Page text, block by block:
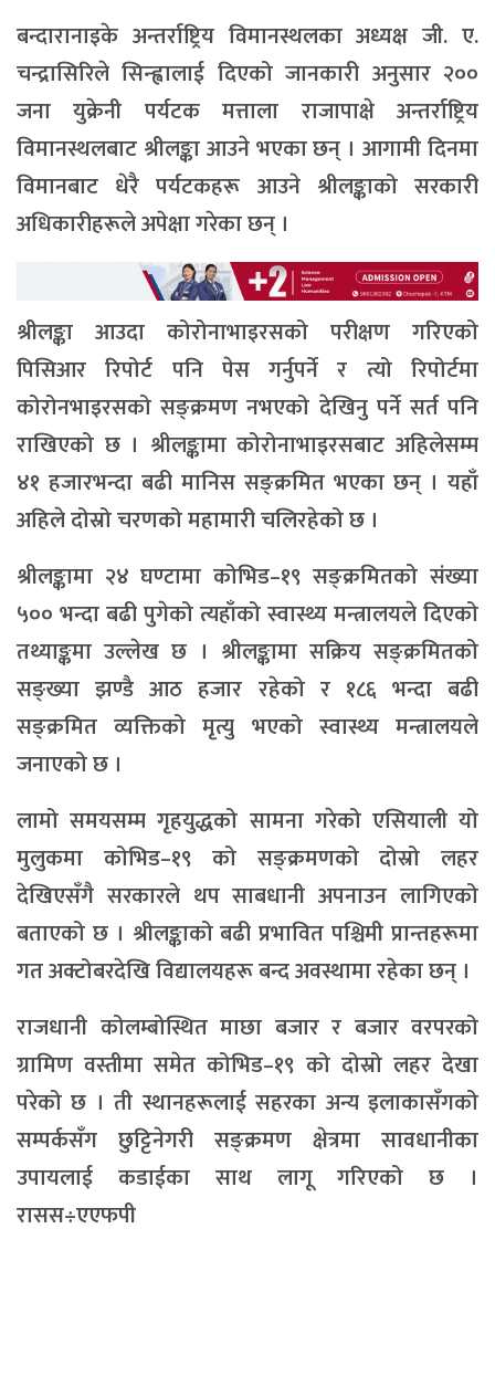
बन्दारानाइके अन्तर्राष्ट्रिय विमानस्थलका अध्यक्ष जी. ए.
चन्द्रासिरिले सिन्ह्वालाई दिएको जानकारी अनुसार २००
जना युक्रेनी पर्यटक मत्ताला राजापाक्षे अन्तर्राष्ट्रिय
विमानस्थलबाट श्रीलङ्का आउने भएका छन् । आगामी दिनमा
विमानबाट धेरै पर्यटकहरू आउने श्रीलङ्काको सरकारी
अधिकारीहरूले अपेक्षा गरेका छन् ।
श्रीलङ्का आउदा कोरोनाभाइरसको परीक्षण गरिएको
पिसिआर रिपोर्ट पनि पेस गर्नुपर्ने र त्यो रिपोर्टमा
कोरोनभाइरसको सङ्क्रमण नभएको देखिनु पर्ने सर्त पनि
राखिएको छ । श्रीलङ्कामा कोरोनाभाइरसबाट अहिलेसम्म
४१ हजारभन्दा बढी मानिस सङ्क्रमित भएका छन् । यहाँ
अहिले दोस्रो चरणको महामारी चलिरहेको छ ।
श्रीलङ्कामा २४ घण्टामा कोभिड–१९ सङ्क्रमितको संख्या
५०० भन्दा बढी पुगेको त्यहाँको स्वास्थ्य मन्त्रालयले दिएको
तथ्याङ्कमा उल्लेख छ । श्रीलङ्कामा सक्रिय सङ्क्रमितको
सङ्ख्या झण्डै आठ हजार रहेको र १८६ भन्दा बढी
सङ्क्रमित व्यक्तिको मृत्यु भएको स्वास्थ्य मन्त्रालयले
जनाएको छ ।
लामो समयसम्म गृहयुद्धको सामना गरेको एसियाली यो
मुलुकमा कोभिड–१९ को सङ्क्रमणको दोस्रो लहर
देखिएसँगै सरकारले थप साबधानी अपनाउन लागिएको
बताएको छ । श्रीलङ्काको बढी प्रभावित पश्चिमी प्रान्तहरूमा
गत अक्टोबरदेखि विद्यालयहरू बन्द अवस्थामा रहेका छन् ।
राजधानी कोलम्बोस्थित माछा बजार र बजार वरपरको
ग्रामिण वस्तीमा समेत कोभिड–१९ को दोस्रो लहर देखा
परेको छ । ती स्थानहरूलाई सहरका अन्य इलाकासँगको
सम्पर्कसँग छुट्टिनेगरी सङ्क्रमण क्षेत्रमा सावधानीका
उपायलाई कडाईका साथ लागू गरिएको छ ।
रासस÷एएफपी